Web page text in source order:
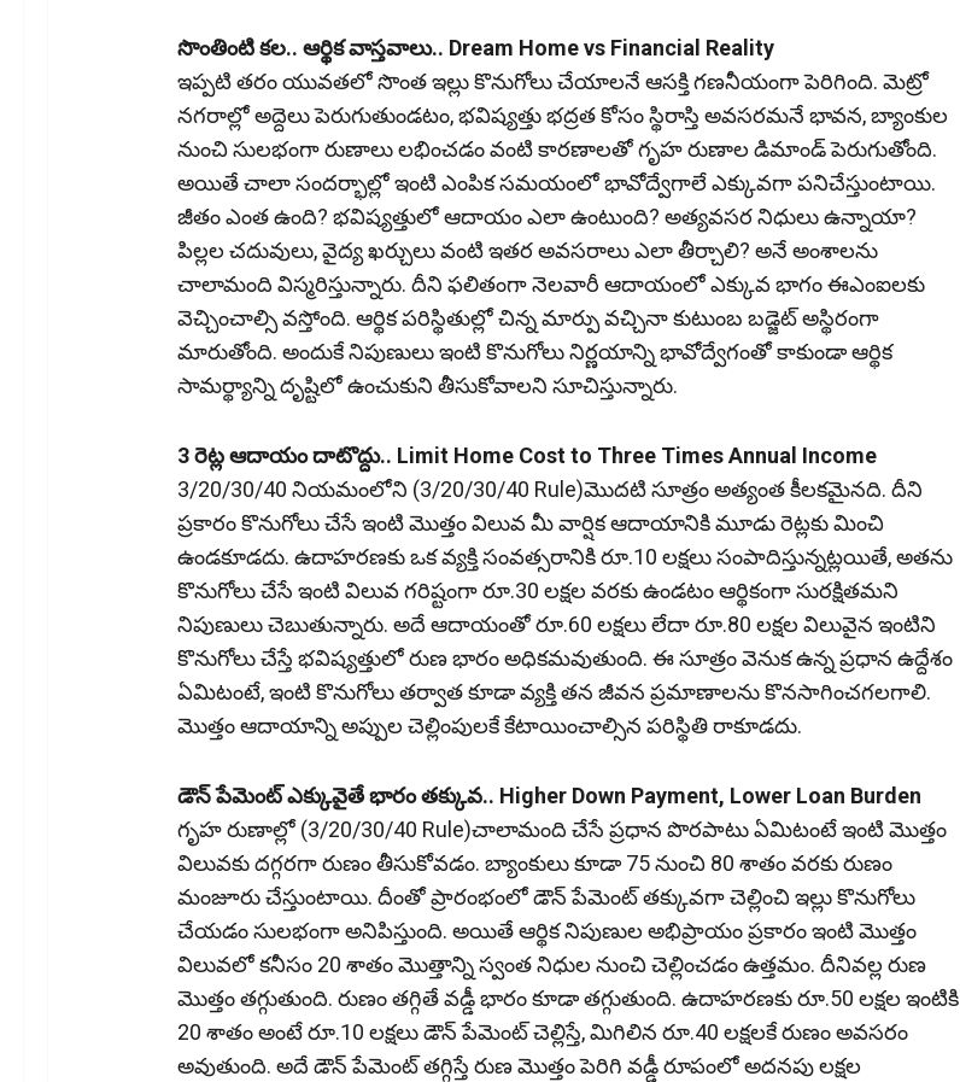
సొంతింటి కల.. ఆర్థిక వాస్తవాలు.. Dream Home vs Financial Reality
ఇప్పటి తరం యువతలో సొంత ఇల్లు కొనుగోలు చేయాలనే ఆసక్తి గణనీయంగా పెరిగింది. మెట్రో
నగరాల్లో అద్దెలు పెరుగుతుండటం, భవిష్యత్తు భద్రత కోసం స్థిరాస్తి అవసరమనే భావన, బ్యాంకుల
నుంచి సులభంగా రుణాలు లభించడం వంటి కారణాలతో గృహ రుణాల డిమాండ్ పెరుగుతోంది.
అయితే చాలా సందర్భాల్లో ఇంటి ఎంపిక సమయంలో భావోద్వేగాలే ఎక్కువగా పనిచేస్తుంటాయి.
జీతం ఎంత ఉంది? భవిష్యత్తులో ఆదాయం ఎలా ఉంటుంది? అత్యవసర నిధులు ఉన్నాయా?
పిల్లల చదువులు, వైద్య ఖర్చులు వంటి ఇతర అవసరాలు ఎలా తీర్చాలి? అనే అంశాలను
చాలామంది విస్మరిస్తున్నారు. దీని ఫలితంగా నెలవారీ ఆదాయంలో ఎక్కువ భాగం ఈఎంఐలకు
వెచ్చించాల్సి వస్తోంది. ఆర్థిక పరిస్థితుల్లో చిన్న మార్పు వచ్చినా కుటుంబ బడ్జెట్ అస్థిరంగా
మారుతోంది. అందుకే నిపుణులు ఇంటి కొనుగోలు నిర్ణయాన్ని భావోద్వేగంతో కాకుండా ఆర్థిక
సామర్థ్యాన్ని దృష్టిలో ఉంచుకుని తీసుకోవాలని సూచిస్తున్నారు.
3 రెట్ల ఆదాయం దాటొద్దు.. Limit Home Cost to Three Times Annual Income
3/20/30/40 నియమంలోని (3/20/30/40 Rule)మొదటి సూత్రం అత్యంత కీలకమైనది. దీని
ప్రకారం కొనుగోలు చేసే ఇంటి మొత్తం విలువ మీ వార్షిక ఆదాయానికి మూడు రెట్లకు మించి
ఉండకూడదు. ఉదాహరణకు ఒక వ్యక్తి సంవత్సరానికి రూ.10 లక్షలు సంపాదిస్తున్నట్లయితే, అతను
కొనుగోలు చేసే ఇంటి విలువ గరిష్టంగా రూ.30 లక్షల వరకు ఉండటం ఆర్థికంగా సురక్షితమని
నిపుణులు చెబుతున్నారు. అదే ఆదాయంతో రూ.60 లక్షలు లేదా రూ.80 లక్షల విలువైన ఇంటిని
కొనుగోలు చేస్తే భవిష్యత్తులో రుణ భారం అధికమవుతుంది. ఈ సూత్రం వెనుక ఉన్న ప్రధాన ఉద్దేశం
ఏమిటంటే, ఇంటి కొనుగోలు తర్వాత కూడా వ్యక్తి తన జీవన ప్రమాణాలను కొనసాగించగలగాలి.
మొత్తం ఆదాయాన్ని అప్పుల చెల్లింపులకే కేటాయించాల్సిన పరిస్థితి రాకూడదు.
డౌన్ పేమెంట్‌ ఎక్కువైతే భారం తక్కువ.. Higher Down Payment, Lower Loan Burden
గృహ రుణాల్లో (3/20/30/40 Rule)చాలామంది చేసే ప్రధాన పొరపాటు ఏమిటంటే ఇంటి మొత్తం
విలువకు దగ్గరగా రుణం తీసుకోవడం. బ్యాంకులు కూడా 75 నుంచి 80 శాతం వరకు రుణం
మంజూరు చేస్తుంటాయి. దీంతో ప్రారంభంలో డౌన్ పేమెంట్ తక్కువగా చెల్లించి ఇల్లు కొనుగోలు
చేయడం సులభంగా అనిపిస్తుంది. అయితే ఆర్థిక నిపుణుల అభిప్రాయం ప్రకారం ఇంటి మొత్తం
విలువలో కనీసం 20 శాతం మొత్తాన్ని స్వంత నిధుల నుంచి చెల్లించడం ఉత్తమం. దీనివల్ల రుణ
మొత్తం తగ్గుతుంది. రుణం తగ్గితే వడ్డీ భారం కూడా తగ్గుతుంది. ఉదాహరణకు రూ.50 లక్షల ఇంటికి
20 శాతం అంటే రూ.10 లక్షలు డౌన్ పేమెంట్ చెల్లిస్తే, మిగిలిన రూ.40 లక్షలకే రుణం అవసరం
అవుతుంది. అదే డౌన్ పేమెంట్ తగ్గిస్తే రుణ మొత్తం పెరిగి వడ్డీ రూపంలో అదనపు లక్షల